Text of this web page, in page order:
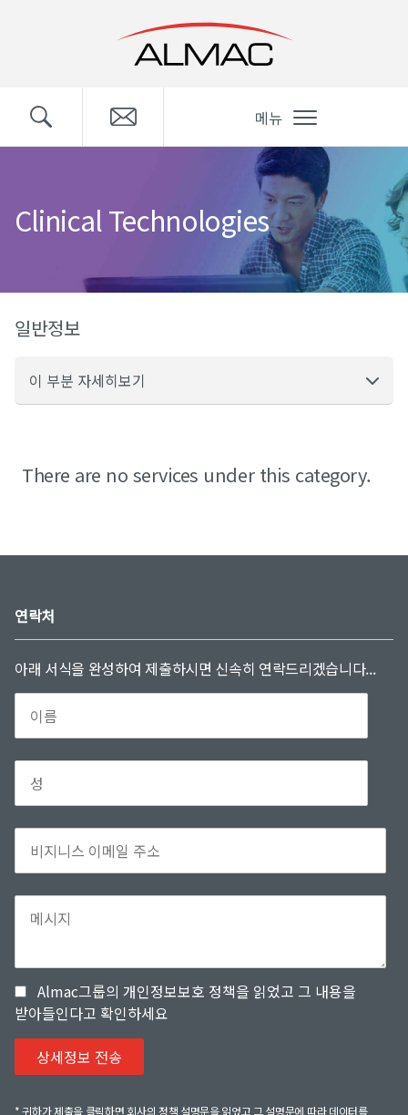
메뉴
Clinical Technologies
일반정보
이 부분 자세히보기
There are no services under this category.
연락처
아래 서식을 완성하여 제출하시면 신속히 연락드리겠습니다...
Almac그룹의 개인정보보호 정책을 읽었고 그 내용을
받아들인다고 확인하세요
* 귀하가 제출을 클릭하면 회사의 정책 설명문을 읽었고 그 설명문에 따라 데이터를